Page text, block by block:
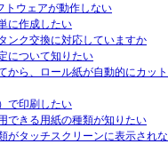
トウェアが動作しない
に作成したい
ンク交換に対応していますか
について知りたい
から、ロール紙が自動的にカッ
で印刷したい
できる用紙の種類が知りたい
がタッチスクリーンに表示され